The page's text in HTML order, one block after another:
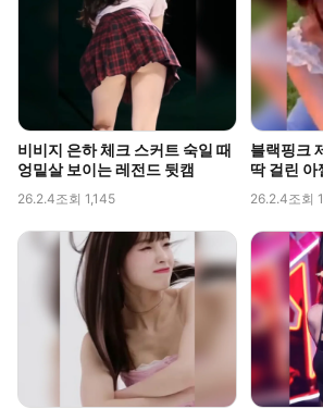
비비지 은하 체크 스커트 숙일 때
엉밑살 보이는 레전드 뒷캠
26.2.4조회 1,145
블랙핑크
딱 걸린
26.2.4조회